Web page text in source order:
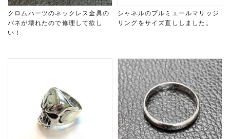
クロムハーツのネックレス金具の
バネが壊れたので修理して欲し
い！
シャネルのプルミエールマリッジ
リングをサイズ直ししました。